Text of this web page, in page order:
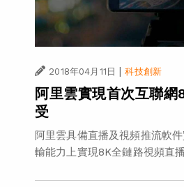
2018年04月11日 | 科技創新
阿里雲實現首次互聯
受
阿里雲具備直播及視頻推流軟
輸能力上實現8K全鏈路視頻直